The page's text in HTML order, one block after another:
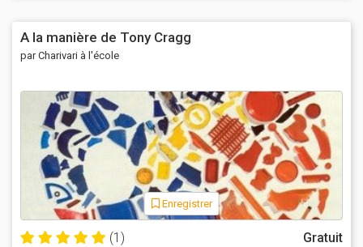
A la manière de Tony Cragg
par Charivari à l'école
Enregistrer
(1)
Gratuit